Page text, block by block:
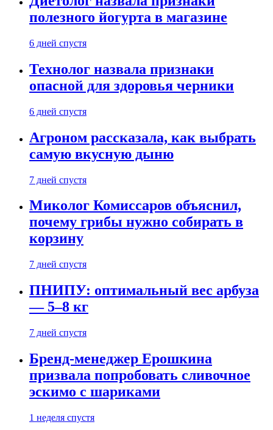
полезного йогурта в магазине
6 дней спустя
Технолог назвала признаки
опасной для здоровья черники
6 дней спустя
Агроном рассказала, как выбрать
самую вкусную дыню
7 дней спустя
Миколог Комиссаров объяснил,
почему грибы нужно собирать в
корзину
7 дней спустя
ПНИПУ: оптимальный вес арбуза
— 5–8 кг
7 дней спустя
Бренд-менеджер Ерошкина
призвала попробовать сливочное
эскимо с шариками
1 неделя спустя